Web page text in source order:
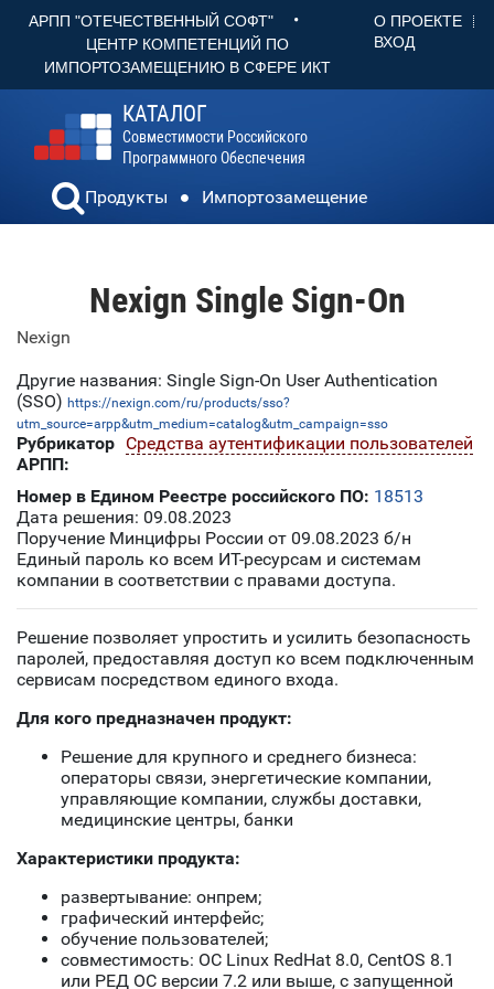
АРПП "ОТЕЧЕСТВЕННЫЙ СОФТ" •
ЦЕНТР КОМПЕТЕНЦИЙ ПО
ИМПОРТОЗАМЕЩЕНИЮ В СФЕРЕ ИКТ
О ПРОЕКТЕ
ВХОД
КАТАЛОГ
Совместимости Российского
Программного Обеспечения
Продукты Импортозамещение
Nexign Single Sign-On
Nexign
Другие названия: Single Sign-On User Authentication
(SSO) https://nexign.com/ru/products/sso?
utm_source=arpp&utm_medium=catalog&utm_campaign=sso
Рубрикатор
АРПП:
Средства аутентификации пользователей
Номер в Едином Реестре российского ПО: 18513
Дата решения: 09.08.2023
Поручение Минцифры России от 09.08.2023 б/н
Единый пароль ко всем ИТ-ресурсам и системам
компании в соответствии с правами доступа.
Решение позволяет упростить и усилить безопасность
паролей, предоставляя доступ ко всем подключенным
сервисам посредством единого входа.
Для кого предназначен продукт:
Решение для крупного и среднего бизнеса:
операторы связи, энергетические компании,
управляющие компании, службы доставки,
медицинские центры, банки
Характеристики продукта:
развертывание: онпрем;
графический интерфейс;
обучение пользователей;
совместимость: ОС Linux RedHat 8.0, CentOS 8.1
или РЕД ОС версии 7.2 или выше, с запущенной